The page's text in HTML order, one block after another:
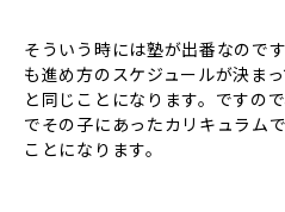
そういう時には塾が出番なので
も進め方のスケジュールが決ま
と同じことになります。ですの
でその子にあったカリキュラム
ことになります。